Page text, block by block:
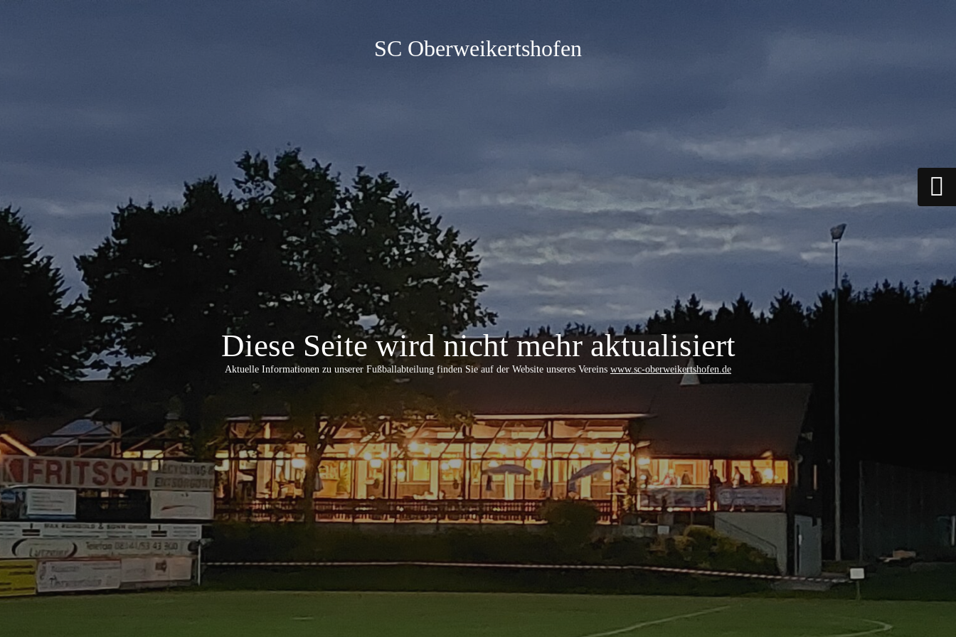
SC Oberweikertshofen
Diese Seite wird nicht mehr aktualisiert
Aktuelle Informationen zu unserer Fußballabteilung finden Sie auf der Website unseres Vereins www.sc-oberweikertshofen.de